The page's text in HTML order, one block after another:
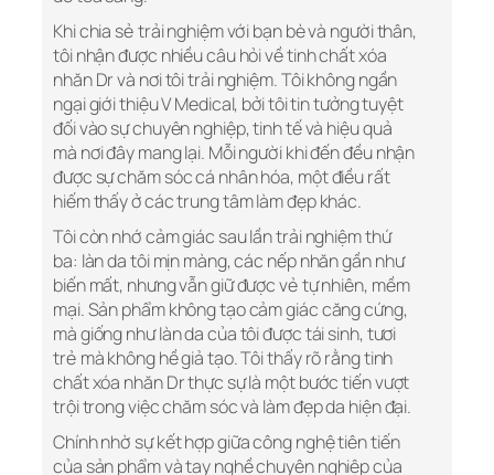
Khi chia sẻ trải nghiệm với bạn bè và người thân,
tôi nhận được nhiều câu hỏi về tinh chất xóa
nhăn Dr và nơi tôi trải nghiệm. Tôi không ngần
ngại giới thiệu V Medical, bởi tôi tin tưởng tuyệt
đối vào sự chuyên nghiệp, tinh tế và hiệu quả
mà nơi đây mang lại. Mỗi người khi đến đều nhận
được sự chăm sóc cá nhân hóa, một điều rất
hiếm thấy ở các trung tâm làm đẹp khác.
Tôi còn nhớ cảm giác sau lần trải nghiệm thứ
ba: làn da tôi mịn màng, các nếp nhăn gần như
biến mất, nhưng vẫn giữ được vẻ tự nhiên, mềm
mại. Sản phẩm không tạo cảm giác căng cứng,
mà giống như làn da của tôi được tái sinh, tươi
trẻ mà không hề giả tạo. Tôi thấy rõ rằng tinh
chất xóa nhăn Dr thực sự là một bước tiến vượt
trội trong việc chăm sóc và làm đẹp da hiện đại.
Chính nhờ sự kết hợp giữa công nghệ tiên tiến
của sản phẩm và tay nghề chuyên nghiệp của